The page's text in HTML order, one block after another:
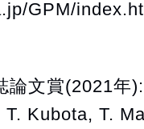
GPM/
論文賞(2021
Kubota, T.